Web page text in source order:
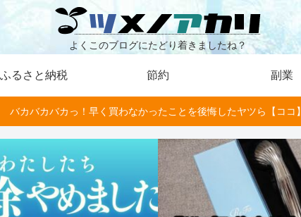
よくこのブログにたどり着きましたね？
ふるさと納税 節約 副業
バカバカバカっ！早く買わなかったことを後悔したヤツら【ココ】